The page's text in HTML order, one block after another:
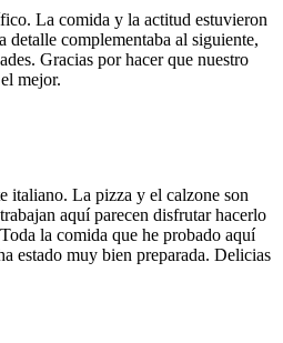
La comida y la actitud estuvieron
detalle complementaba al siguiente,
Gracias por hacer que nuestro
mejor.
italiano. La pizza y el calzone son
aquí parecen disfrutar hacerlo
la comida que he probado aquí
estado muy bien preparada. Delicias